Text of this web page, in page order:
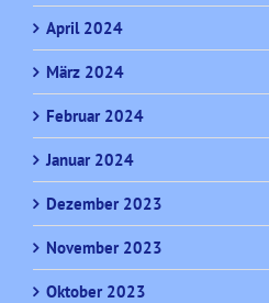
April 2024
März 2024
Februar 2024
Januar 2024
Dezember 2023
November 2023
Oktober 2023